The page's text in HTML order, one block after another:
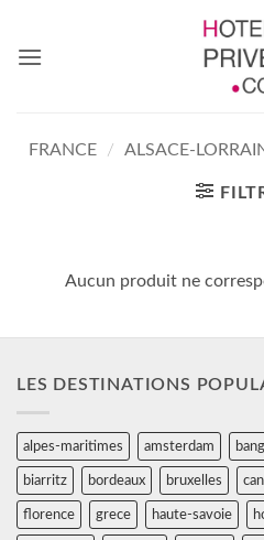
contenu
FRANCE / ALSACE-
Aucun produit ne
LES DESTINATIONS
alpes-maritimes amsterdam
biarritz bordeaux bruxelles
florence grece haute-savoie